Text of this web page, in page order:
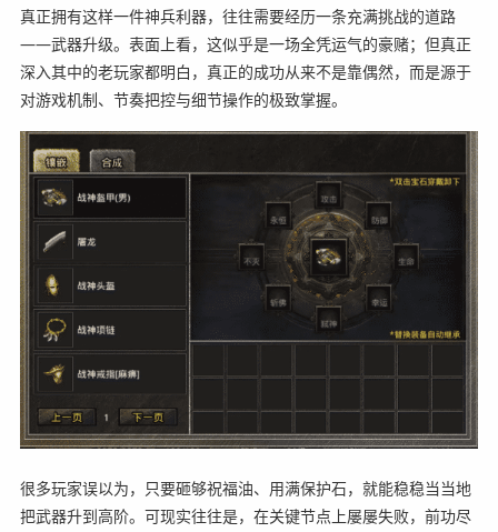
真正拥有这样一件神兵利器，往往需要经历一条充满挑战的道路
——武器升级。表面上看，这似乎是一场全凭运气的豪赌；但真正
深入其中的老玩家都明白，真正的成功从来不是靠偶然，而是源于
对游戏机制、节奏把控与细节操作的极致掌握。
很多玩家误以为，只要砸够祝福油、用满保护石，就能稳稳当当地
把武器升到高阶。可现实往往是，在关键节点上屡屡失败，前功尽